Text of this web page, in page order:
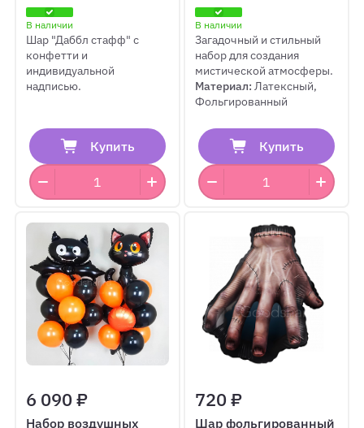
"Хрусталь"
В наличии
Шар "Даббл стафф" с
конфетти и
индивидуальной
надписью.
Купить
В наличии
Загадочный и стильный
набор для создания
мистической атмосферы.
Материал:Латексный,
Фольгированный
Купить
6 090 ₽
Набор воздушных
720 ₽
Шар фольгированный